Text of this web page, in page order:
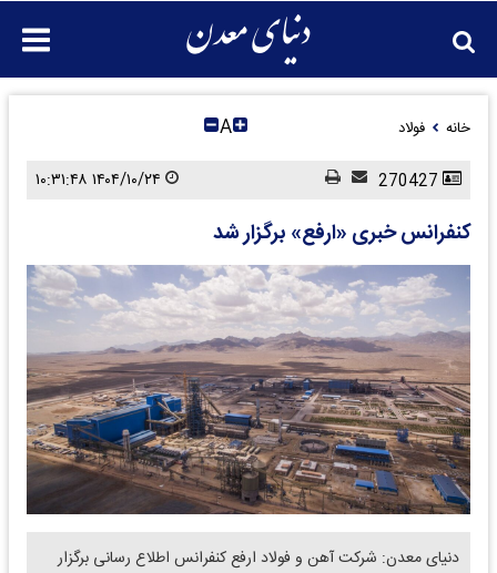
خانه فولاد A
کنفرانس خبری «ارفع» برگزار شد
دنیای معدن: شرکت آهن و فولاد ارفع کنفرانس اطلاع رسانی برگزار